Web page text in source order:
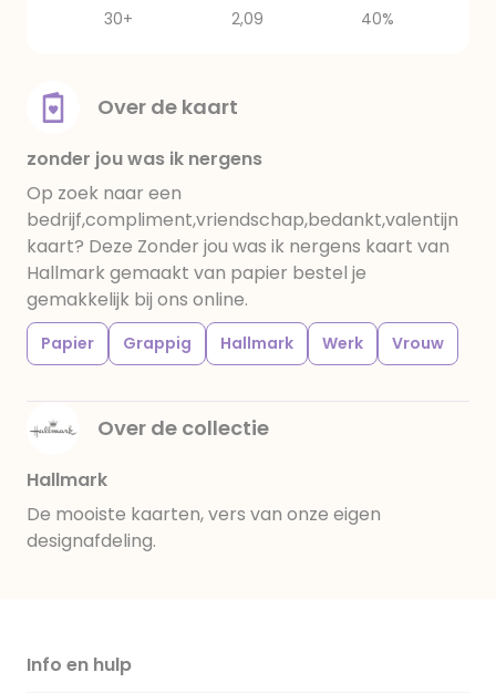
30+
2,09 40%
Over de kaart
zonder jou was ik nergens
Op zoek naar een
bedrijf,compliment,vriendschap,bedankt,valentijn
kaart? Deze Zonder jou was ik nergens kaart van
Hallmark gemaakt van papier bestel je
gemakkelijk bij ons online.
Papier Grappig Hallmark Werk Vrouw
Over de collectie
Hallmark
De mooiste kaarten, vers van onze eigen
designafdeling.
Info en hulp